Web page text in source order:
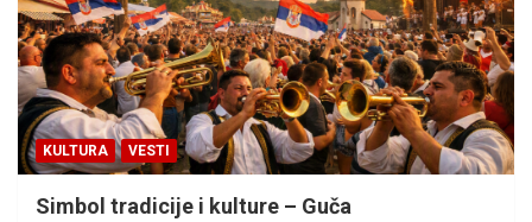
KULTURA VESTI
Simbol tradicije i kulture – Guča